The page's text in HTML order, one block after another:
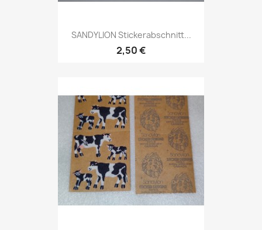
SANDYLION Stickerabschnitt...
2,50 €